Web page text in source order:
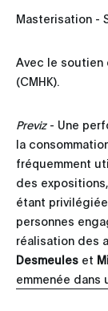
Masterisation -
Avec le soutien
(CMHK).
Previz- Une
la
fréquemment
des
étant
personnes
réalisation des
Desmeules et
emmenée dans